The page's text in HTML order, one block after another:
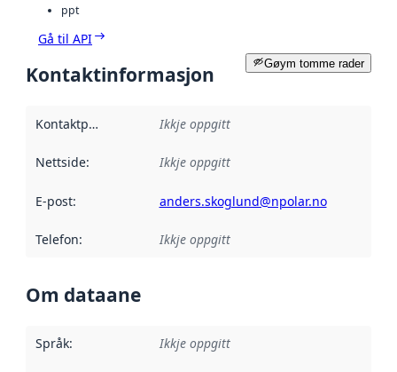
ppt
Gå til API
Gøym tomme rader
Kontaktinformasjon
Kontaktpunkt Ikkje oppgitt
Nettside: Ikkje oppgitt
E-post: anders.skoglund@npolar.no
Telefon: Ikkje oppgitt
Om dataane
Språk: Ikkje oppgitt